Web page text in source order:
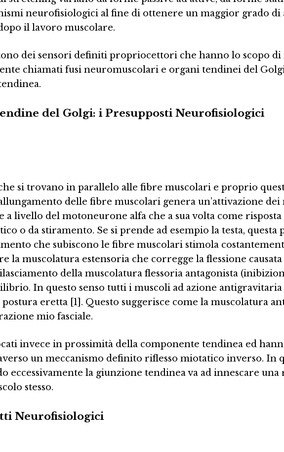
neurofisiologici al fine di ottenere un maggior grado
il lavoro muscolare.
dei sensori definiti propriocettori che hanno lo scopo
chiamati fusi neuromuscolari e organi tendinei del
del Golgi: i Presupposti Neurofisiologici
si trovano in parallelo alle fibre muscolari e proprio
delle fibre muscolari genera un’attivazione
a livello del motoneurone alfa che a sua volta come
o da stiramento. Se si prende ad esempio la testa,
che subiscono le fibre muscolari stimola
la muscolatura estensoria che corregge la flessione
della muscolatura flessoria antagonista
In questo senso tutti i muscoli ad azione
eretta [1]. Questo suggerisce come la muscolatura
mio fasciale.
invece in prossimità della componente tendinea ed
un meccanismo definito riflesso miotatico inverso. In
eccessivamente la giunzione tendinea va ad innescare
stesso.
Neurofisiologici